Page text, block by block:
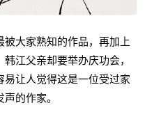
大家熟知的作品，再加上
江父亲却要举办庆功会，
让人觉得这是一位受过家
的作家。